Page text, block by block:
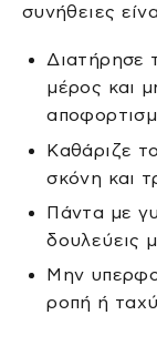
συνήθειες
Διατήρησε
μέρος και
Καθάριζε
σκόνη και
Πάντα με
δουλεύεις
Μην
ροπή ή